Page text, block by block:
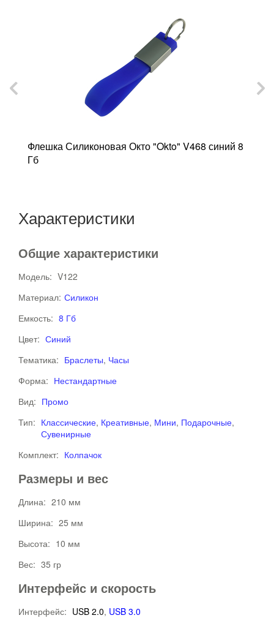
Флешка Силиконовая Окто "Okto" V468 синий 8
Гб
Характеристики
Общие характеристики
Модель: V122
Материал: Силикон
Емкость: 8 Гб
Цвет: Синий
Тематика: Браслеты, Часы
Форма: Нестандартные
Вид: Промо
Тип: Классические, Креативные, Мини, Подарочные,
Сувенирные
Комплект: Колпачок
Размеры и вес
Длина: 210 мм
Ширина: 25 мм
Высота: 10 мм
Вес: 35 гр
Интерфейс и скорость
Интерфейс: USB 2.0, USB 3.0